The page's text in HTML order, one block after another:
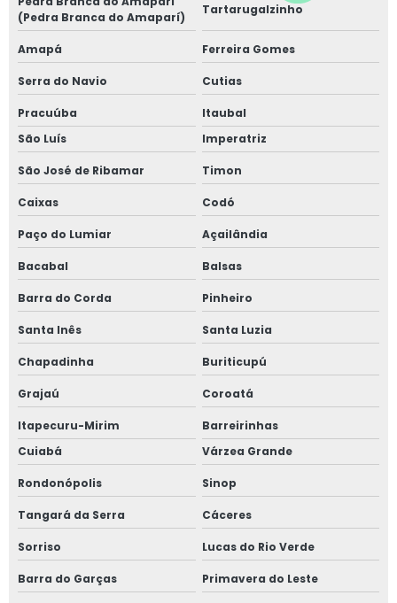
(Pedra Branca do Amaparí)
Tartarugalzinho
Amapá Ferreira Gomes
Serra do Navio Cutias
Pracuúba
Itaubal
São Luís
Imperatriz
São José de Ribamar Timon
Caixas Codó
Paço do Lumiar Açailândia
Bacabal Balsas
Barra do Corda Pinheiro
Santa Inês Santa Luzia
Chapadinha Buriticupú
Grajaú Coroatá
Itapecuru-Mirim
Barreirinhas
Cuiabá
Várzea Grande
Rondonópolis Sinop
Tangará da Serra Cáceres
Sorriso Lucas do Rio Verde
Barra do Garças Primavera do Leste